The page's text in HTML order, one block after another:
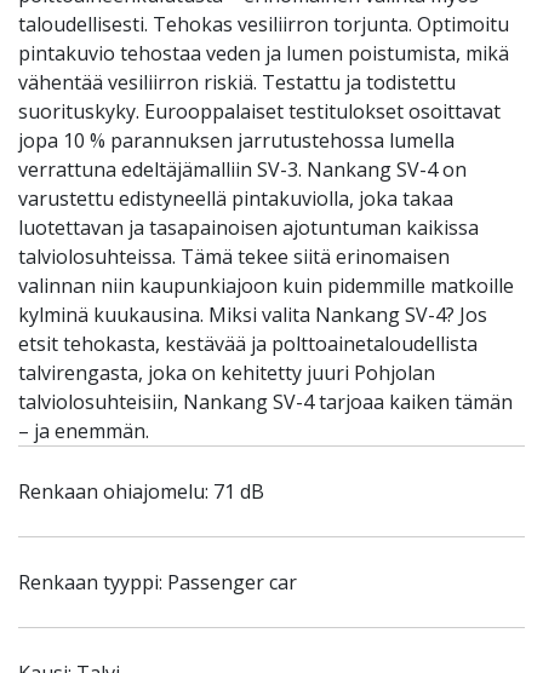
taloudellisesti. Tehokas vesiliirron torjunta. Optimoitu
pintakuvio tehostaa veden ja lumen poistumista, mikä
vähentää vesiliirron riskiä. Testattu ja todistettu
suorituskyky. Eurooppalaiset testitulokset osoittavat
jopa 10 % parannuksen jarrutustehossa lumella
verrattuna edeltäjämalliin SV-3. Nankang SV-4 on
varustettu edistyneellä pintakuviolla, joka takaa
luotettavan ja tasapainoisen ajotuntuman kaikissa
talviolosuhteissa. Tämä tekee siitä erinomaisen
valinnan niin kaupunkiajoon kuin pidemmille matkoille
kylminä kuukausina. Miksi valita Nankang SV-4? Jos
etsit tehokasta, kestävää ja polttoainetaloudellista
talvirengasta, joka on kehitetty juuri Pohjolan
talviolosuhteisiin, Nankang SV-4 tarjoaa kaiken tämän
– ja enemmän.
Renkaan ohiajomelu: 71 dB
Renkaan tyyppi: Passenger car